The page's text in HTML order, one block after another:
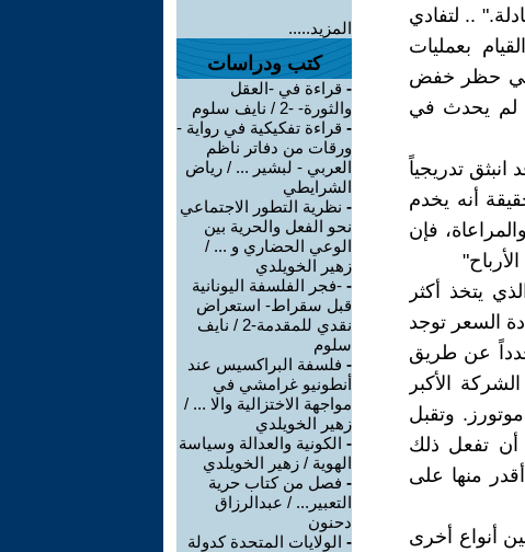
.. لتفادي
بعمليات
هي حظر خفض
لم يحدث في
تدريجياً
أنه يخدم
فإن
يتخذ أكثر
السعر توجد
عن طريق
الأكبر
وتقبل
أن تفعل ذلك
منها على
أنواع أخرى
المزيد.....
كتب ودراسات
- قراءة في -العقل
والثورة- -2 / نايف سلوم
- قراءة تفكيكية في رواية -
ورقات من دفاتر ناظم
العربي - لبشير ... / رياض
الشرايطي
- نظرية التطور الاجتماعي
نحو الفعل والحرية بين
الوعي الحضاري و ... /
زهير الخويلدي
- -فجر الفلسفة اليونانية
قبل سقراط- استعراض
نقدي للمقدمة-2 / نايف
سلوم
- فلسفة البراكسيس عند
أنطونيو غرامشي في
مواجهة الاختزالية والا ... /
زهير الخويلدي
- الكونية والعدالة وسياسة
الهوية / زهير الخويلدي
- فصل من كتاب حرية
التعبير... / عبدالرزاق
دحنون
- الولايات المتحدة كدولة